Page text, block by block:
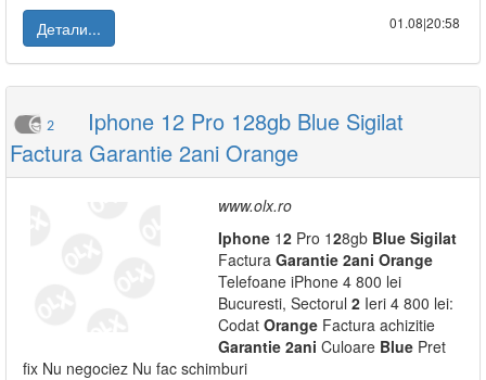
Детали...
01.08|20:58
2
Iphone 12 Pro 128gb Blue Sigilat
Factura Garantie 2ani Orange
www.olx.ro
Iphone 12 Pro 128gb Blue Sigilat
Factura Garantie 2ani Orange
Telefoane iPhone 4 800 lei
Bucuresti, Sectorul 2 Ieri 4 800 lei:
Codat Orange Factura achizitie
Garantie 2ani Culoare Blue Pret
fix Nu negociez Nu fac schimburi